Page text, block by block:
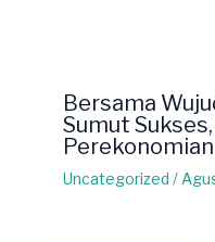
Bersama
Sumut
Uncategorized /